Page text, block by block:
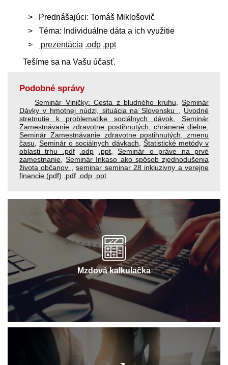
Prednášajúci: Tomáš Miklošovič
Téma: Individuálne dáta a ich využitie
prezentácia .odp .ppt
Tešíme sa na Vašu účasť.
Podobné správy
Seminár Viničky: Cesta z bludného kruhu
Seminár
Dávky v hmotnej núdzi, situácia na Slovensku
Úvodné
stretnutie k problematike sociálnych dávok ,Seminár
Zamestnávanie zdravotne postihnutých, chránené dielne
Seminár Zamestnávanie zdravotne postihnutých, zmenu
času ,Seminár o sociálnych dávkach
Štatistické metódy v
oblasti trhu
.pdf .odp .ppt,Seminár o práve na prvé
zamestnanie ,Seminár Inkaso ako spôsob zjednodušenia
života občanov
,seminar seminar 28 inkluzivny a verejne
financie (pdf)
.pdf .odp .ppt
Mzdová kalkulačka